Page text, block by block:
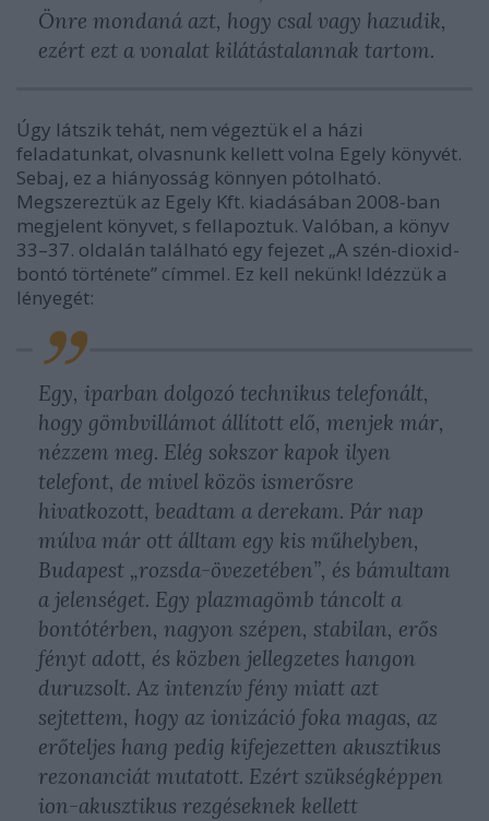
Önre mondaná azt, hogy csal vagy hazudik,
ezért ezt a vonalat kilátástalannak tartom.
Úgy látszik tehát, nem végeztük el a házi
feladatunkat, olvasnunk kellett volna Egely könyvét.
Sebaj, ez a hiányosság könnyen pótolható.
Megszereztük az Egely Kft. kiadásában 2008-ban
megjelent könyvet, s fellapoztuk. Valóban, a könyv
33–37. oldalán található egy fejezet „A szén-dioxid-
bontó története” címmel. Ez kell nekünk! Idézzük a
lényegét:
Egy, iparban dolgozó technikus telefonált,
hogy gömbvillámot állított elő, menjek már,
nézzem meg. Elég sokszor kapok ilyen
telefont, de mivel közös ismerősre
hivatkozott, beadtam a derekam. Pár nap
múlva már ott álltam egy kis műhelyben,
Budapest „rozsda-övezetében”, és bámultam
a jelenséget. Egy plazmagömb táncolt a
bontótérben, nagyon szépen, stabilan, erős
fényt adott, és közben jellegzetes hangon
duruzsolt. Az intenzív fény miatt azt
sejtettem, hogy az ionizáció foka magas, az
erőteljes hang pedig kifejezetten akusztikus
rezonanciát mutatott. Ezért szükségképpen
ion-akusztikus rezgéseknek kellett